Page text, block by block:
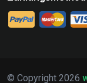
© Copyright 2026